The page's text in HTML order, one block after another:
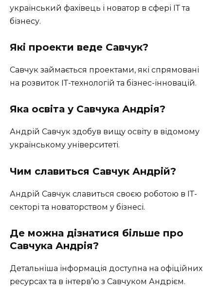
український фахівець і новатор в сфері ІТ та
бізнесу.
Які проекти веде Савчук?
Савчук займається проектами, які спрямовані
на розвиток ІТ-технологій та бізнес-інновацій.
Яка освіта у Савчука Андрія?
Андрій Савчук здобув вищу освіту в відомому
українському університеті.
Чим славиться Савчук Андрій?
Андрій Савчук славиться своєю роботою в ІТ-
секторі та новаторством у бізнесі.
Де можна дізнатися більше про
Савчука Андрія?
Детальніша інформація доступна на офіційних
ресурсах та в інтерв’ю з Савчуком Андрієм.